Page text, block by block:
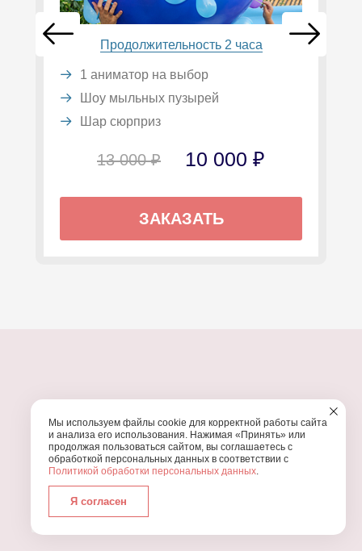
Продолжительность 2 часа
1 аниматор на выбор
Шоу мыльных пузырей
Шар сюрприз
13 000 ₽ 10 000 ₽
ЗАКАЗАТЬ
УЗНАЙТЕ, ПОЧЕМУ ПРОВЕДЕНИЕВАШЕГО
ПРАЗДНИКА СТОИТ ДОВЕРИТЬ НАМ
Работаем с 2016 года
Мы используем файлы cookie для корректной работы сайта
и анализа его использования. Нажимая «Принять» или
продолжая пользоваться сайтом, вы соглашаетесь с
обработкой персональных данных в соответствии с
Политикой обработки персональных данных.
Я согласен